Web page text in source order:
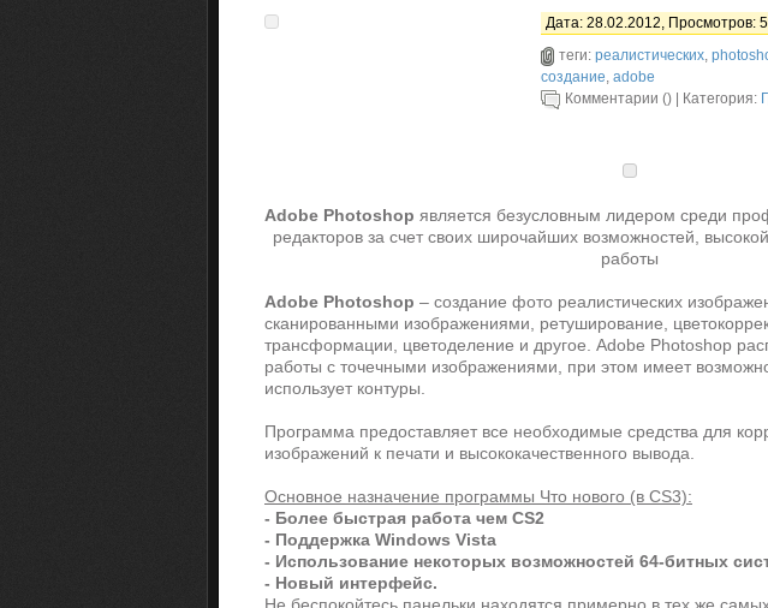
Дата: 28.02.2012, Просмотров:
теги: реалистических,
создание, adobe
Комментарии () | Категория:
Adobe Photoshop является безусловным лидером среди
редакторов за счет своих широчайших возможностей,
работы
Adobe Photoshop – создание фото реалистических
сканированными изображениями, ретуширование,
трансформации, цветоделение и другое. Adobe Photoshop
работы с точечными изображениями, при этом имеет
использует контуры.
Программа предоставляет все необходимые средства для
изображений к печати и высококачественного вывода.
Основное назначение программы Что нового (в CS3):
- Более быстрая работа чем CS2
- Поддержка Windows Vista
- Использование некоторых возможностей 64-битных
- Новый интерфейс.